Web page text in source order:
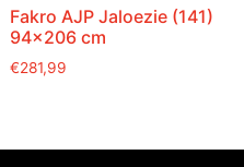
Fakro AJP Jaloezie (141)
94×206 cm
€281,99